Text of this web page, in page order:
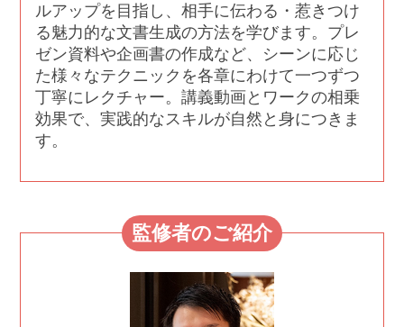
ルアップを目指し、相手に伝わる・惹きつけ
る魅力的な文書生成の方法を学びます。プレ
ゼン資料や企画書の作成など、シーンに応じ
た様々なテクニックを各章にわけて一つずつ
丁寧にレクチャー。講義動画とワークの相乗
効果で、実践的なスキルが自然と身につきま
す。
監修者のご紹介